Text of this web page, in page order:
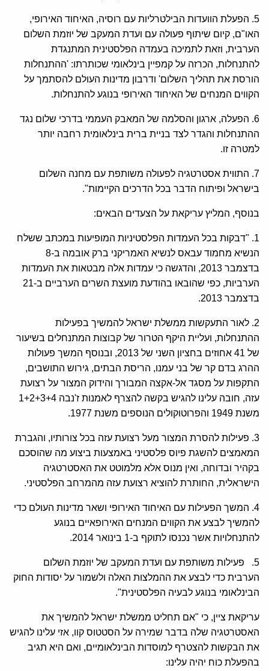
5. הפעלת הוועדות הבילטרליות עם רוסיה, האיחוד האירופי,
האו"ם, קיום שיתוף פעולה עם ועדת המעקב של יוזמת השלום
הערבית, וזאת לתמיכה בעמדה הפלסטינית המתנגדת
להתנחלות, הכרזה על קמפיין בינלאומי שכותרתו: 'ההתנחלות
הורסת את תהליך השלום' ודרבון מדינות העולם להסתמך על
הקווים המנחים של האיחוד האירופי בנוגע להתנחלות.
6. הפעלה, ארגון והסלמה של המאבק העממי בדרכי שלום נגד
ההתנחלות והגדר לצד בניית ברית בינלאומית רחבה יותר
למטרה זו.
7. התווית אסטרטגיה לפעולה משותפת עם מחנה השלום
בישראל ופיתוח הדבר בכל הדרכים הקיימות".
בנוסף, המליץ עריקאת על הצעדים הבאים:
1. "דבקות בכל העמדות הפלסטיניות המופיעות במכתב ששלח
הנשיא מחמוד עבאס לנשיא האמריקני ברק אובמה ב-8
בדצמבר 2013, והדגשה כי עמדות אלה מבטאות את העמדות
הערביות, כפי שהובאו בהודעת מועצת השרים הערביים ב-21
בדצמבר 2013.
2. לאור התעקשות ממשלת ישראל להמשיך בפעילות
ההתנחלות, ועליית היקף הטרור של קבוצות המתנחלים בשיעור
של 41 אחוזים בחציון השני של 2013, ובנוסף המשך פעולות
ההרג בדם קר של בני עמנו, הריסת הבתים, גירוש התושבים,
התקפות על מסגד אל-אקצה המבורך והידוק המצור על רצועת
עזה, חובה עלינו להגיש בקשה להצרף לאמנות ז'נבה 1+2+3+4
משנת 1949 והפרוטוקולים הנוספים משנת 1977.
3. פעילות להסרת המצור מעל רצועת עזה בכל צורותיו, והגברת
המאמצים להשגת פיוס פלסטיני באמצעות ביצוע מה שהוסכם
בקהיר ובדוחה, ואין מנוס אלא מלמוטט את האסטרטגיה
הישראלית, החותרת להוציא רצועת עזה מהמרחב הפלסטיני.
4. המשך הפעילות עם האיחוד האירופי ושאר מדינות העולם כדי
להמשיך לבצע את הקווים המנחים האירופאיים בנוגע
להתנחלויות אשר נכנסו לתוקף ב-1 בינואר 2014.
5. פעילות משותפת עם ועדת המעקב של יוזמת השלום
הערבית כדי לבצע את ההמלצות האלה ולשמור על יסודות החוק
הבינלאומי בנוגע לבעיה הפלסטינית".
עריקאת ציין, כי "אם תחליט ממשלת ישראל להמשיך את
האסטרטגיה שלה בדבר שמירה על הסטטוס קוו, אזי עלינו להגיש
את הבקשות להצטרף למוסדות הבינלאומיים, ואם היא תגיב
בהפעלת כוח יהיה עלינו: